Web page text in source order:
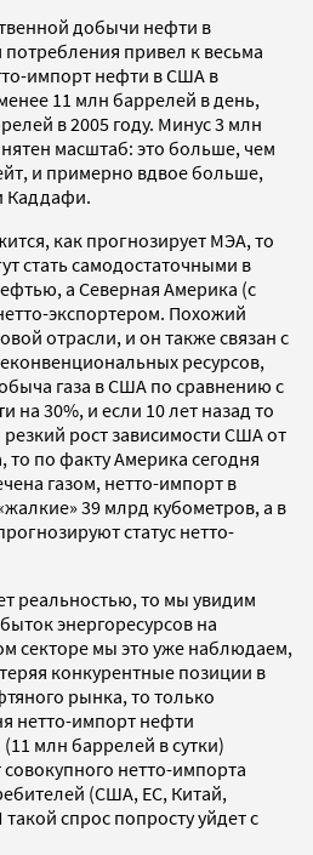
добычи нефти в
привел к весьма
импорт нефти в США в
11 млн баррелей в день,
в 2005 году. Минус 3 млн
масштаб: это больше, чем
и примерно вдвое больше,
Каддафи.
как прогнозирует МЭА, то
стать самодостаточными в
а Северная Америка (с
экспортером. Похожий
отрасли, и он также связан с
ресурсов,
газа в США по сравнению с
на 30%, и если 10 лет назад то
рост зависимости США от
то по факту Америка сегодня
газом, нетто-импорт в
39 млрд кубометров, а в
статус нетто-
реальностью, то мы увидим
энергоресурсов на
секторе мы это уже наблюдаем,
конкурентные позиции в
рынка, то только
нетто-импорт нефти
млн баррелей в сутки)
совокупного нетто-импорта
(США, ЕС, Китай,
спрос попросту уйдет с